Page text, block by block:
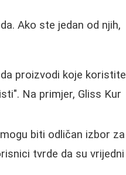
Ako ste jedan od njih,
proizvodi koje koristite
Na primjer, Gliss Kur
biti odličan izbor za
tvrde da su vrijedni